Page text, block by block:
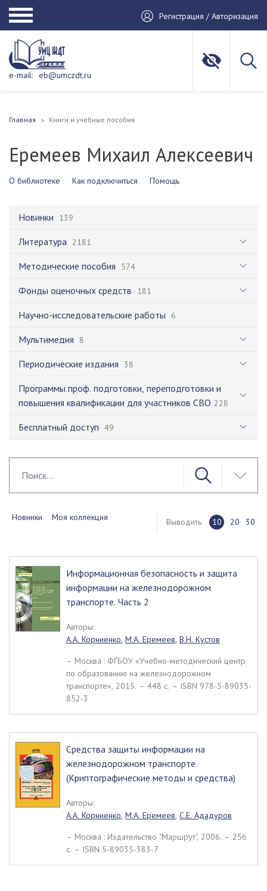
Регистрация / Авторизация
e-mail: eb@umczdt.ru
Главная Книги и учебные пособия
Еремеев Михаил Алексеевич
О библиотеке Как подключиться Помощь
Новинки 139
Литература 2181
Методические пособия 574
Фонды оценочных средств 181
Научно-исследовательские работы 6
Мультимедия 8
Периодические издания 38
Программы проф. подготовки, переподготовки и
повышения квалификации для участников СВО 228
Бесплатный доступ 49
Новинки Моя коллекция Выводить 10 20 30
Информационная безопасность и защита
информации на железнодорожном
транспорте. Часть 2
Авторы:
А.А. Корниенко, М.А. Еремеев, В.Н. Кустов
– Москва : ФГБОУ «Учебно-методический центр
по образованию на железнодорожном
транспорте», 2015. – 448 c. – ISBN 978-5-89035-
852-3
Средства защиты информации на
железнодорожном транспорте
(Криптографические методы и средства)
Авторы:
А.А. Корниенко, М.А. Еремеев, С.Е. Ададуров
– Москва : Издательство "Маршрут", 2006. – 256
c. – ISBN 5-89035-383-7